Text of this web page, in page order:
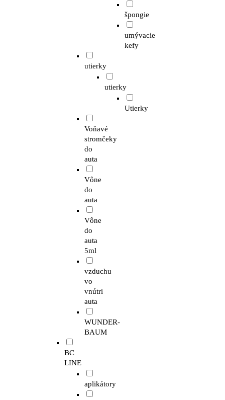
špongie
umývacie
kefy
utierky
utierky
Utierky
Voňavé
stromčeky
do
auta
Vône
do
auta
Vône
do
auta
5ml
vzduchu
vo
vnútri
auta
WUNDER-
BAUM
BC
LINE
aplikátory